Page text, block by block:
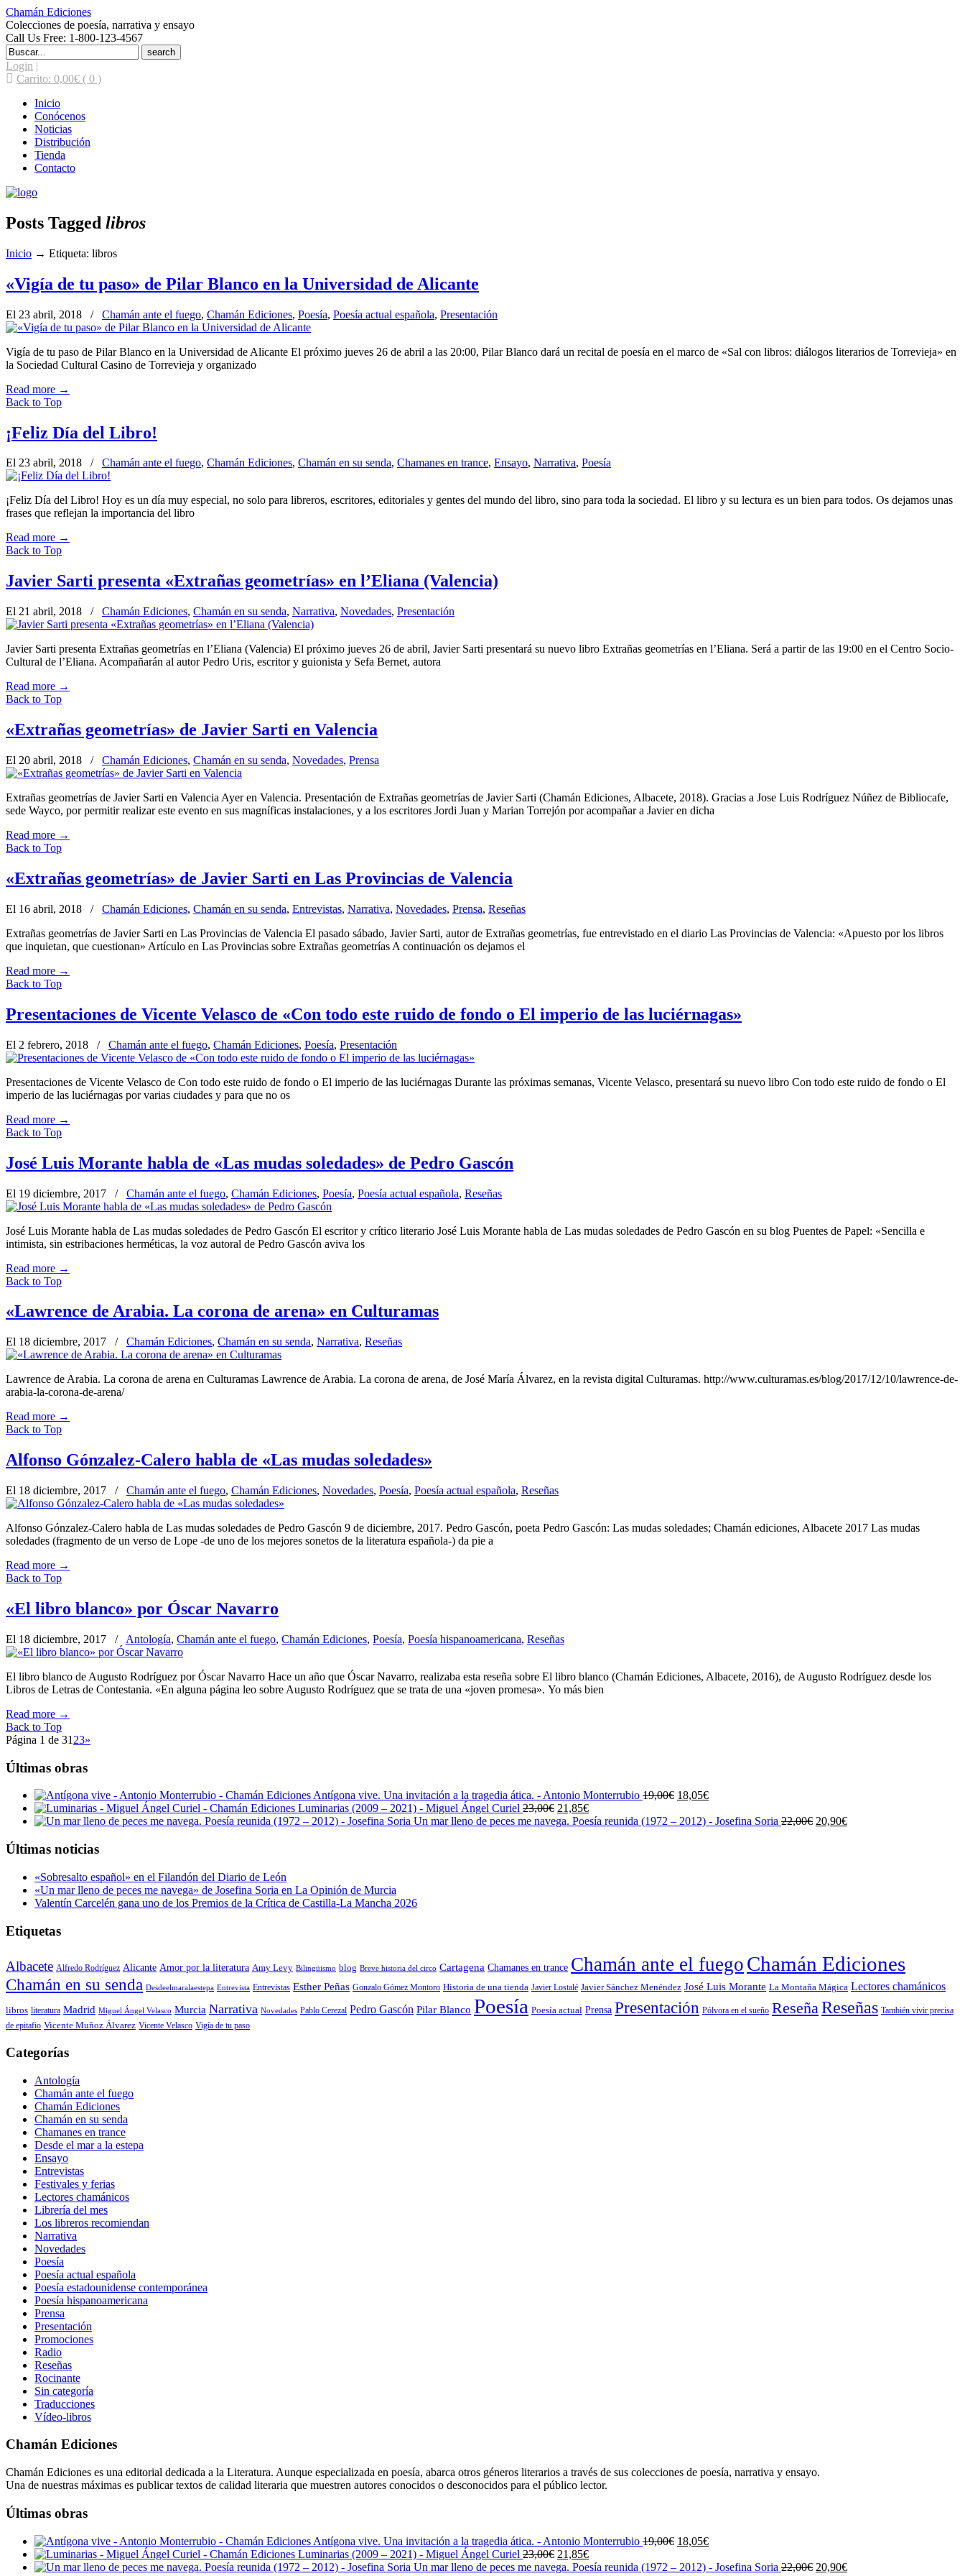
Chamán Ediciones
Colecciones de poesía, narrativa y ensayo
Call Us Free: 1-800-123-4567
Search
for:
Login |
Carrito: 0,00€ ( 0 )
Inicio
Conócenos
Noticias
Distribución
Tienda
Contacto
Posts Tagged libros
Inicio → Etiqueta: libros
«Vigía de tu paso» de Pilar Blanco en la Universidad de Alicante
El 23 abril, 2018 / Chamán ante el fuego, Chamán Ediciones, Poesía, Poesía actual española, Presentación
Vigía de tu paso de Pilar Blanco en la Universidad de Alicante El próximo jueves 26 de abril a las 20:00, Pilar Blanco dará un recital de poesía en el marco de «Sal con libros: diálogos literarios de Torrevieja» en
la Sociedad Cultural Casino de Torrevieja y organizado
Read more →
Back to Top
¡Feliz Día del Libro!
El 23 abril, 2018 / Chamán ante el fuego, Chamán Ediciones, Chamán en su senda, Chamanes en trance, Ensayo, Narrativa, Poesía
¡Feliz Día del Libro! Hoy es un día muy especial, no solo para libreros, escritores, editoriales y gentes del mundo del libro, sino para toda la sociedad. El libro y su lectura es un bien para todos. Os dejamos unas
frases que reflejan la importancia del libro
Read more →
Back to Top
Javier Sarti presenta «Extrañas geometrías» en l’Eliana (Valencia)
El 21 abril, 2018 / Chamán Ediciones, Chamán en su senda, Narrativa, Novedades, Presentación
Javier Sarti presenta Extrañas geometrías en l’Eliana (Valencia) El próximo jueves 26 de abril, Javier Sarti presentará su nuevo libro Extrañas geometrías en l’Eliana. Será a partir de las 19:00 en el Centro Socio-
Cultural de l’Eliana. Acompañarán al autor Pedro Uris, escritor y guionista y Sefa Bernet, autora
Read more →
Back to Top
«Extrañas geometrías» de Javier Sarti en Valencia
El 20 abril, 2018 / Chamán Ediciones, Chamán en su senda, Novedades, Prensa
Extrañas geometrías de Javier Sarti en Valencia Ayer en Valencia. Presentación de Extrañas geometrías de Javier Sarti (Chamán Ediciones, Albacete, 2018). Gracias a Jose Luis Rodríguez Núñez de Bibliocafe,
sede Wayco, por permitir realizar este evento en sus magníficas instalaciones, y a los escritores Jordi Juan y Marian Torrejón por acompañar a Javier en dicha
Read more →
Back to Top
«Extrañas geometrías» de Javier Sarti en Las Provincias de Valencia
El 16 abril, 2018 / Chamán Ediciones, Chamán en su senda, Entrevistas, Narrativa, Novedades, Prensa, Reseñas
Extrañas geometrías de Javier Sarti en Las Provincias de Valencia El pasado sábado, Javier Sarti, autor de Extrañas geometrías, fue entrevistado en el diario Las Provincias de Valencia: «Apuesto por los libros
que inquietan, que cuestionan» Artículo en Las Provincias sobre Extrañas geometrías A continuación os dejamos el
Read more →
Back to Top
Presentaciones de Vicente Velasco de «Con todo este ruido de fondo o El imperio de las luciérnagas»
El 2 febrero, 2018 / Chamán ante el fuego, Chamán Ediciones, Poesía, Presentación
Presentaciones de Vicente Velasco de Con todo este ruido de fondo o El imperio de las luciérnagas Durante las próximas semanas, Vicente Velasco, presentará su nuevo libro Con todo este ruido de fondo o El
imperio de las luciérnagas por varias ciudades y para que no os
Read more →
Back to Top
José Luis Morante habla de «Las mudas soledades» de Pedro Gascón
El 19 diciembre, 2017 / Chamán ante el fuego, Chamán Ediciones, Poesía, Poesía actual española, Reseñas
José Luis Morante habla de Las mudas soledades de Pedro Gascón El escritor y crítico literario José Luis Morante habla de Las mudas soledades de Pedro Gascón en su blog Puentes de Papel: «Sencilla e
intimista, sin estribaciones herméticas, la voz autoral de Pedro Gascón aviva los
Read more →
Back to Top
«Lawrence de Arabia. La corona de arena» en Culturamas
El 18 diciembre, 2017 / Chamán Ediciones, Chamán en su senda, Narrativa, Reseñas
Lawrence de Arabia. La corona de arena en Culturamas Lawrence de Arabia. La corona de arena, de José María Álvarez, en la revista digital Culturamas. http://www.culturamas.es/blog/2017/12/10/lawrence-de-
arabia-la-corona-de-arena/
Read more →
Back to Top
Alfonso Gónzalez-Calero habla de «Las mudas soledades»
El 18 diciembre, 2017 / Chamán ante el fuego, Chamán Ediciones, Novedades, Poesía, Poesía actual española, Reseñas
Alfonso Gónzalez-Calero habla de Las mudas soledades de Pedro Gascón 9 de diciembre, 2017. Pedro Gascón, poeta Pedro Gascón: Las mudas soledades; Chamán ediciones, Albacete 2017 Las mudas
soledades (fragmento de un verso de Lope -de uno de los mejores sonetos de la literatura española-) da pie a
Read more →
Back to Top
«El libro blanco» por Óscar Navarro
El 18 diciembre, 2017 / Antología, Chamán ante el fuego, Chamán Ediciones, Poesía, Poesía hispanoamericana, Reseñas
El libro blanco de Augusto Rodríguez por Óscar Navarro Hace un año que Óscar Navarro, realizaba esta reseña sobre El libro blanco (Chamán Ediciones, Albacete, 2016), de Augusto Rodríguez desde los
Libros de Letras de Contestania. «En alguna página leo sobre Augusto Rodríguez que se trata de una «joven promesa». Yo más bien
Read more →
Back to Top
Página 1 de 31 23»
Últimas obras
Antígona vive. Una invitación a la tragedia ática. - Antonio Monterrubio 19,00€ El
original
18,05€El
actual
Luminarias (2009 – 2021) - Miguel Ángel Curiel 23,00€ El
precio
21,85€El
precio
Un mar lleno de peces me navega. Poesía reunida (1972 – 2012) - Josefina Soria 22,00€ El
20,90€El
Últimas noticias
«Sobresalto español» en el Filandón del Diario de León
«Un mar lleno de peces me navega» de Josefina Soria en La Opinión de Murcia
Valentín Carcelén gana uno de los Premios de la Crítica de Castilla-La Mancha 2026
Etiquetas
Albacete Alfredo Rodríguez Alicante Amor por la literatura Amy Levy Bilingüismo blog Breve historia del circo Cartagena Chamanes en trance Chamán ante el fuego Chamán Ediciones
Chamán en su senda Desdeelmaralaestepa Entrevista Entrevistas Esther Peñas Gonzalo Gómez Montoro Historia de una tienda Javier Lostalé Javier Sánchez Menéndez José Luis Morante La Montaña Mágica Lectores chamánicos
libros literatura Madrid Miguel Ángel Velasco Murcia Narrativa Novedades Pablo Cerezal Pedro Gascón Pilar Blanco Poesía Poesía actual Prensa Presentación Pólvora en el sueño ReseñaReseñas También vivir precisa
de epitafio Vicente Muñoz Álvarez Vicente Velasco Vigía de tu paso
Categorías
Antología
Chamán ante el fuego
Chamán Ediciones
Chamán en su senda
Chamanes en trance
Desde el mar a la estepa
Ensayo
Entrevistas
Festivales y ferias
Lectores chamánicos
Librería del mes
Los libreros recomiendan
Narrativa
Novedades
Poesía
Poesía actual española
Poesía estadounidense contemporánea
Poesía hispanoamericana
Prensa
Presentación
Promociones
Radio
Reseñas
Rocinante
Sin categoría
Traducciones
Vídeo-libros
Chamán Ediciones
Chamán Ediciones es una editorial dedicada a la Literatura. Aunque especializada en poesía, abarca otros géneros literarios a través de sus colecciones de poesía, narrativa y ensayo.
Una de nuestras máximas es publicar textos de calidad literaria que muestren autores conocidos o desconocidos para el público lector.
Últimas obras
Antígona vive. Una invitación a la tragedia ática. - Antonio Monterrubio 19,00€ El
original
18,05€El
actual
Luminarias (2009 – 2021) - Miguel Ángel Curiel 23,00€ El
precio
21,85€El
precio
Un mar lleno de peces me navega. Poesía reunida (1972 – 2012) - Josefina Soria 22,00€ El
20,90€El